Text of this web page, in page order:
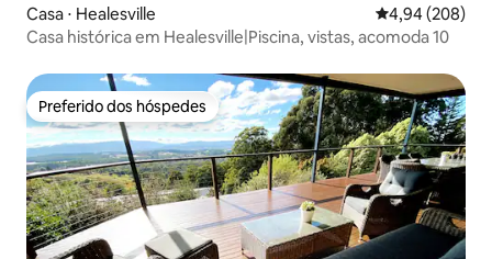
Casa ⋅ Healesville 4,94 de uma
4,94 (208)
Casa histórica em Healesville|Piscina, vistas, acomoda 10
Preferido dos hóspedes
Preferido dos hóspedes